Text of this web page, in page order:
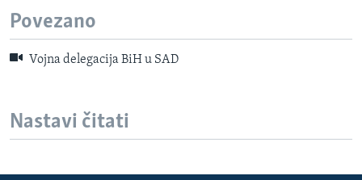
Povezano
Vojna delegacija BiH u SAD
Nastavi čitati